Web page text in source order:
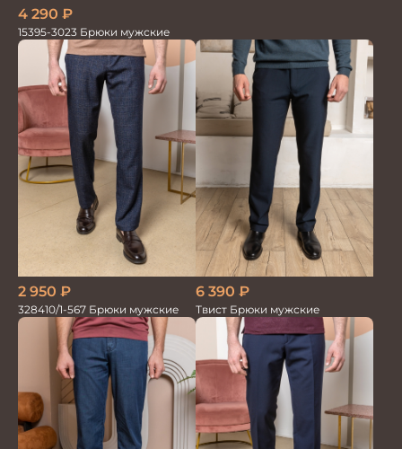
4 290 ₽
15395-3023 Брюки мужские
2 950 ₽
328410/1-567 Брюки мужские
6 390 ₽
Твист Брюки мужские